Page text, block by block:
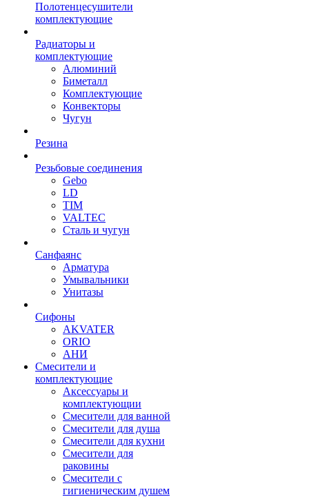
Полотенцесушители
комплектующие
Радиаторы и
комплектующие
Алюминий
Биметалл
Комплектующие
Конвекторы
Чугун
Резина
Резьбовые соединения
Gebo
LD
TIM
VALTEC
Сталь и чугун
Санфаянс
Арматура
Умывальники
Унитазы
Сифоны
AKVATER
ORIO
АНИ
Смесители и
комплектующие
Аксессуары и
комплектующии
Смесители для ванной
Смесители для душа
Смесители для кухни
Смесители для
раковины
Смесители с
гигиеническим душем